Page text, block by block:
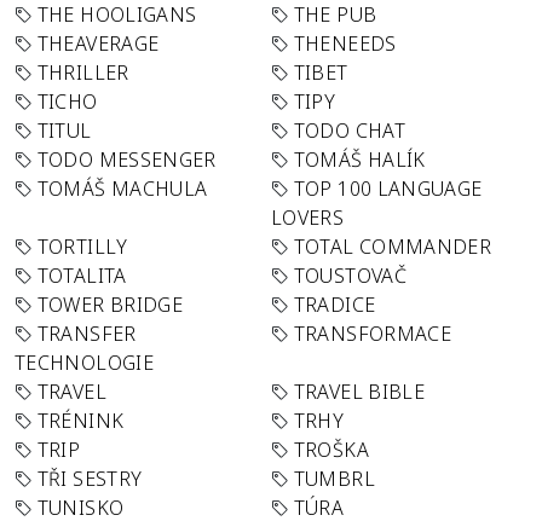
THE HOOLIGANS
THE PUB
THEAVERAGE
THENEEDS
THRILLER
TIBET
TICHO
TIPY
TITUL
TODO CHAT
TODO MESSENGER
TOMÁŠ HALÍK
TOMÁŠ MACHULA
TOP 100 LANGUAGE
LOVERS
TORTILLY
TOTAL COMMANDER
TOTALITA
TOUSTOVAČ
TOWER BRIDGE
TRADICE
TRANSFER
TECHNOLOGIE
TRANSFORMACE
TRAVEL
TRAVEL BIBLE
TRÉNINK
TRHY
TRIP
TROŠKA
TŘI SESTRY
TUMBRL
TUNISKO
TÚRA